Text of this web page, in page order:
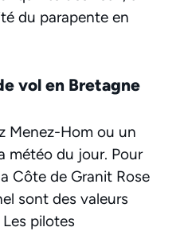
du parapente en
vol en Bretagne
Menez-Hom ou un
météo du jour. Pour
Côte de Granit Rose
sont des valeurs
pilotes